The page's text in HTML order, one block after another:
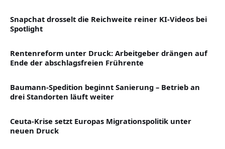
Snapchat drosselt die Reichweite reiner KI-Videos bei
Spotlight
Rentenreform unter Druck: Arbeitgeber drängen auf
Ende der abschlagsfreien Frührente
Baumann-Spedition beginnt Sanierung – Betrieb an
drei Standorten läuft weiter
Ceuta-Krise setzt Europas Migrationspolitik unter
neuen Druck